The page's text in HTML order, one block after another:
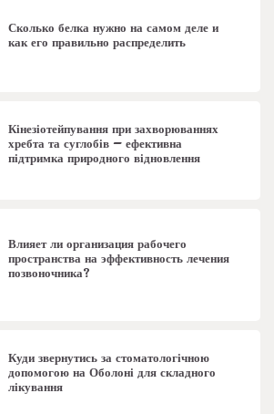
Сколько белка нужно на самом деле и
как его правильно распределить
Кінезіотейпування при захворюваннях
хребта та суглобів – ефективна
підтримка природного відновлення
Влияет ли организация рабочего
пространства на эффективность лечения
позвоночника?
Куди звернутись за стоматологічною
допомогою на Оболоні для складного
лікування